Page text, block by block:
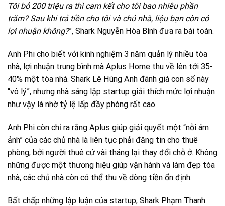
Tôi bỏ 200 triệu ra thì cam kết cho tôi bao nhiêu phần
trăm? Sau khi trả tiền cho tôi và chủ nhà, liệu bạn còn có
lợi nhuận không?”, Shark Nguyễn Hòa Bình đưa ra bài toán.
Anh Phi cho biết với kinh nghiệm 3 năm quản lý nhiều tòa
nhà, lợi nhuận trung bình mà Aplus Home thu về lên tới 35-
40% một tòa nhà. Shark Lê Hùng Anh đánh giá con số này
“vô lý”, nhưng nhà sáng lập startup giải thích mức lợi nhuận
như vậy là nhờ tỷ lệ lấp đầy phòng rất cao.
Anh Phi còn chỉ ra rằng Aplus giúp giải quyết một “nỗi ám
ảnh” của các chủ nhà là liên tục phải đăng tin cho thuê
phòng, bởi người thuê cứ vài tháng lại thay đổi chỗ ở. Không
những được một thương hiệu giúp vận hành và làm đẹp tòa
nhà, các chủ nhà còn có thể thu về dòng tiền ổn định.
Bất chấp những lập luận của startup, Shark Phạm Thanh